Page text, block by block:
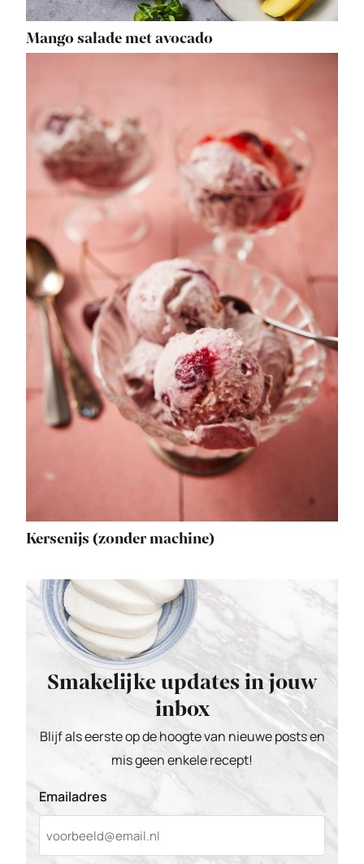
Mango salade met avocado
Kersenijs (zonder machine)
Smakelijke updates in jouw
inbox
Blijf als eerste op de hoogte van nieuwe posts en
mis geen enkele recept!
Emailadres